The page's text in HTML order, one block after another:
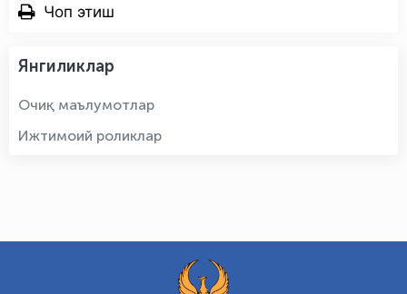
Чоп этиш
Янгиликлар
Очиқ маълумотлар
Ижтимоий роликлар